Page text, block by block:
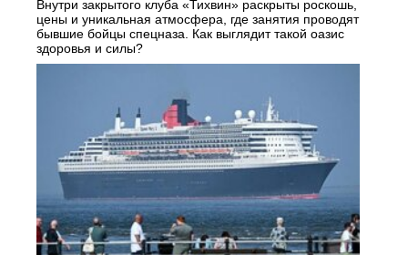
Внутри закрытого клуба «Тихвин» раскрыты роскошь,
цены и уникальная атмосфера, где занятия проводят
бывшие бойцы спецназа. Как выглядит такой оазис
здоровья и силы?